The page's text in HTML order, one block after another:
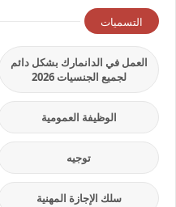
التسميات
العمل في الدانمارك بشكل دائم
لجميع الجنسيات 2026
الوظيفة العمومية
توجيه
سلك الإجازة المهنية